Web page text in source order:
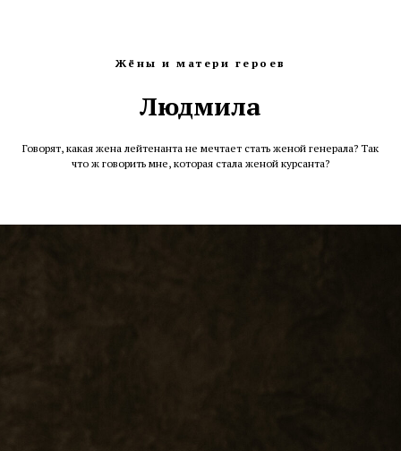
Жёны и матери героев
Людмила
Говорят, какая жена лейтенанта не мечтает стать женой генерала? Так
что ж говорить мне, которая стала женой курсанта?